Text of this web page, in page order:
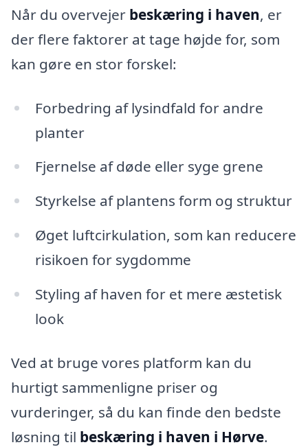
Når du overvejer beskæring i haven, er
der flere faktorer at tage højde for, som
kan gøre en stor forskel:
Forbedring af lysindfald for andre
planter
Fjernelse af døde eller syge grene
Styrkelse af plantens form og struktur
Øget luftcirkulation, som kan reducere
risikoen for sygdomme
Styling af haven for et mere æstetisk
look
Ved at bruge vores platform kan du
hurtigt sammenligne priser og
vurderinger, så du kan finde den bedste
løsning til beskæring i haven i Hørve.